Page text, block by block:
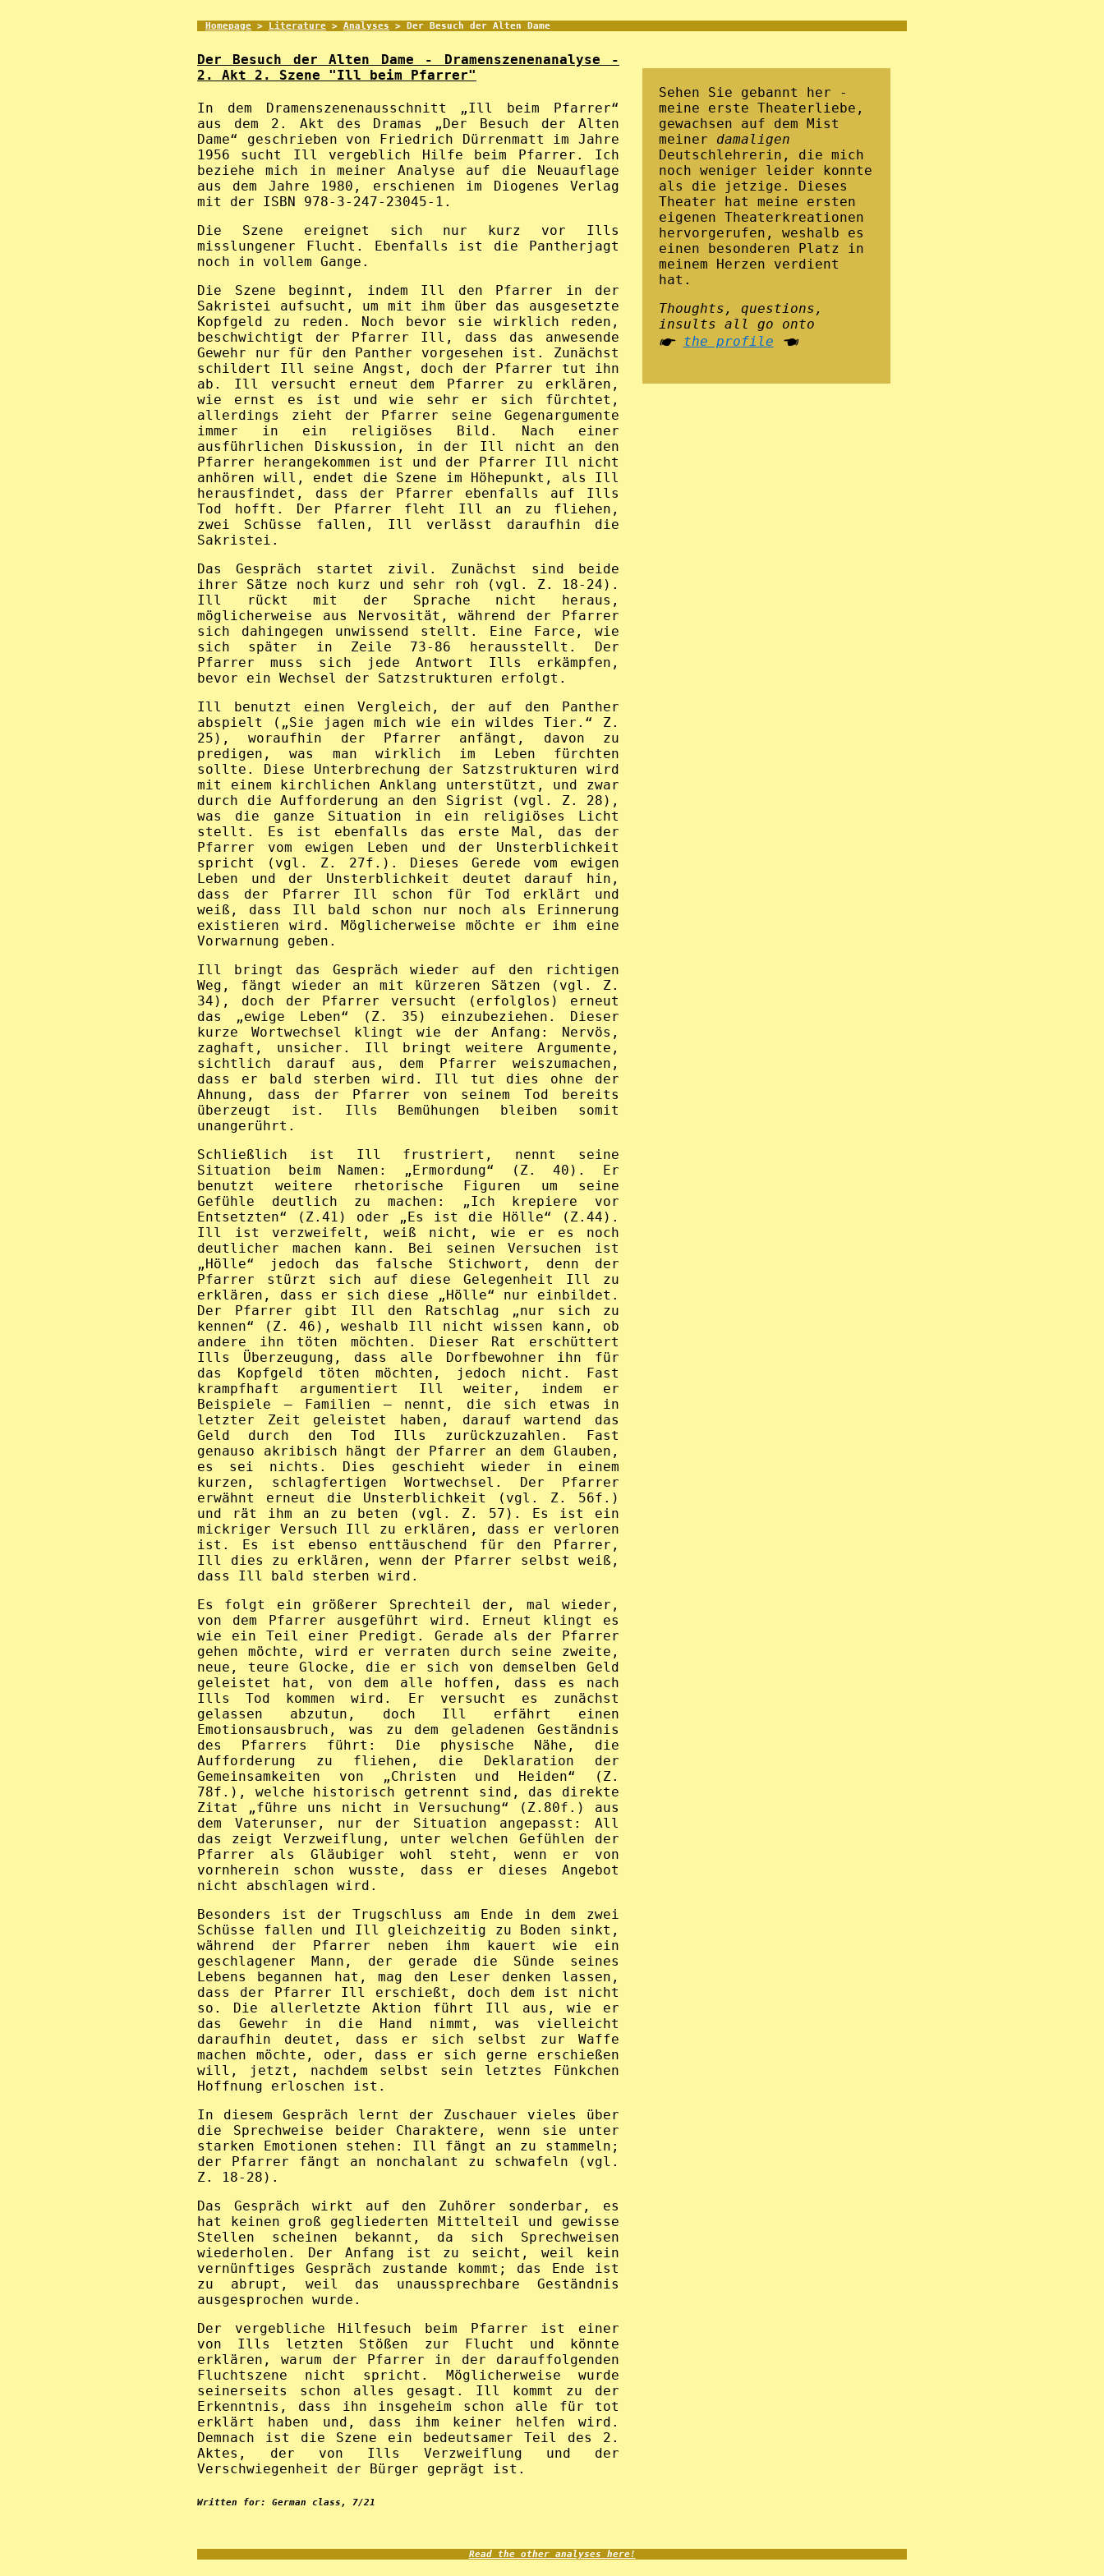
Homepage > Literature > Analyses > Der Besuch der Alten Dame
Sehen Sie gebannt her -
meine erste Theaterliebe,
gewachsen auf dem Mist
meiner damaligen
Deutschlehrerin, die mich
noch weniger leider konnte
als die jetzige. Dieses
Theater hat meine ersten
eigenen Theaterkreationen
hervorgerufen, weshalb es
einen besonderen Platz in
meinem Herzen verdient
hat.
Thoughts, questions,
insults all go onto
🖝 the profile 🖜
Der Besuch der Alten Dame - Dramenszenenanalyse -
2. Akt 2. Szene "Ill beim Pfarrer"
In dem Dramenszenenausschnitt „Ill beim Pfarrer“
aus dem 2. Akt des Dramas „Der Besuch der Alten
Dame“ geschrieben von Friedrich Dürrenmatt im Jahre
1956 sucht Ill vergeblich Hilfe beim Pfarrer. Ich
beziehe mich in meiner Analyse auf die Neuauflage
aus dem Jahre 1980, erschienen im Diogenes Verlag
mit der ISBN 978-3-247-23045-1.
Die Szene ereignet sich nur kurz vor Ills
misslungener Flucht. Ebenfalls ist die Pantherjagt
noch in vollem Gange.
Die Szene beginnt, indem Ill den Pfarrer in der
Sakristei aufsucht, um mit ihm über das ausgesetzte
Kopfgeld zu reden. Noch bevor sie wirklich reden,
beschwichtigt der Pfarrer Ill, dass das anwesende
Gewehr nur für den Panther vorgesehen ist. Zunächst
schildert Ill seine Angst, doch der Pfarrer tut ihn
ab. Ill versucht erneut dem Pfarrer zu erklären,
wie ernst es ist und wie sehr er sich fürchtet,
allerdings zieht der Pfarrer seine Gegenargumente
immer in ein religiöses Bild. Nach einer
ausführlichen Diskussion, in der Ill nicht an den
Pfarrer herangekommen ist und der Pfarrer Ill nicht
anhören will, endet die Szene im Höhepunkt, als Ill
herausfindet, dass der Pfarrer ebenfalls auf Ills
Tod hofft. Der Pfarrer fleht Ill an zu fliehen,
zwei Schüsse fallen, Ill verlässt daraufhin die
Sakristei.
Das Gespräch startet zivil. Zunächst sind beide
ihrer Sätze noch kurz und sehr roh (vgl. Z. 18-24).
Ill rückt mit der Sprache nicht heraus,
möglicherweise aus Nervosität, während der Pfarrer
sich dahingegen unwissend stellt. Eine Farce, wie
sich später in Zeile 73-86 herausstellt. Der
Pfarrer muss sich jede Antwort Ills erkämpfen,
bevor ein Wechsel der Satzstrukturen erfolgt.
Ill benutzt einen Vergleich, der auf den Panther
abspielt („Sie jagen mich wie ein wildes Tier.“ Z.
25), woraufhin der Pfarrer anfängt, davon zu
predigen, was man wirklich im Leben fürchten
sollte. Diese Unterbrechung der Satzstrukturen wird
mit einem kirchlichen Anklang unterstützt, und zwar
durch die Aufforderung an den Sigrist (vgl. Z. 28),
was die ganze Situation in ein religiöses Licht
stellt. Es ist ebenfalls das erste Mal, das der
Pfarrer vom ewigen Leben und der Unsterblichkeit
spricht (vgl. Z. 27f.). Dieses Gerede vom ewigen
Leben und der Unsterblichkeit deutet darauf hin,
dass der Pfarrer Ill schon für Tod erklärt und
weiß, dass Ill bald schon nur noch als Erinnerung
existieren wird. Möglicherweise möchte er ihm eine
Vorwarnung geben.
Ill bringt das Gespräch wieder auf den richtigen
Weg, fängt wieder an mit kürzeren Sätzen (vgl. Z.
34), doch der Pfarrer versucht (erfolglos) erneut
das „ewige Leben“ (Z. 35) einzubeziehen. Dieser
kurze Wortwechsel klingt wie der Anfang: Nervös,
zaghaft, unsicher. Ill bringt weitere Argumente,
sichtlich darauf aus, dem Pfarrer weiszumachen,
dass er bald sterben wird. Ill tut dies ohne der
Ahnung, dass der Pfarrer von seinem Tod bereits
überzeugt ist. Ills Bemühungen bleiben somit
unangerührt.
Schließlich ist Ill frustriert, nennt seine
Situation beim Namen: „Ermordung“ (Z. 40). Er
benutzt weitere rhetorische Figuren um seine
Gefühle deutlich zu machen: „Ich krepiere vor
Entsetzten“ (Z.41) oder „Es ist die Hölle“ (Z.44).
Ill ist verzweifelt, weiß nicht, wie er es noch
deutlicher machen kann. Bei seinen Versuchen ist
„Hölle“ jedoch das falsche Stichwort, denn der
Pfarrer stürzt sich auf diese Gelegenheit Ill zu
erklären, dass er sich diese „Hölle“ nur einbildet.
Der Pfarrer gibt Ill den Ratschlag „nur sich zu
kennen“ (Z. 46), weshalb Ill nicht wissen kann, ob
andere ihn töten möchten. Dieser Rat erschüttert
Ills Überzeugung, dass alle Dorfbewohner ihn für
das Kopfgeld töten möchten, jedoch nicht. Fast
krampfhaft argumentiert Ill weiter, indem er
Beispiele – Familien – nennt, die sich etwas in
letzter Zeit geleistet haben, darauf wartend das
Geld durch den Tod Ills zurückzuzahlen. Fast
genauso akribisch hängt der Pfarrer an dem Glauben,
es sei nichts. Dies geschieht wieder in einem
kurzen, schlagfertigen Wortwechsel. Der Pfarrer
erwähnt erneut die Unsterblichkeit (vgl. Z. 56f.)
und rät ihm an zu beten (vgl. Z. 57). Es ist ein
mickriger Versuch Ill zu erklären, dass er verloren
ist. Es ist ebenso enttäuschend für den Pfarrer,
Ill dies zu erklären, wenn der Pfarrer selbst weiß,
dass Ill bald sterben wird.
Es folgt ein größerer Sprechteil der, mal wieder,
von dem Pfarrer ausgeführt wird. Erneut klingt es
wie ein Teil einer Predigt. Gerade als der Pfarrer
gehen möchte, wird er verraten durch seine zweite,
neue, teure Glocke, die er sich von demselben Geld
geleistet hat, von dem alle hoffen, dass es nach
Ills Tod kommen wird. Er versucht es zunächst
gelassen abzutun, doch Ill erfährt einen
Emotionsausbruch, was zu dem geladenen Geständnis
des Pfarrers führt: Die physische Nähe, die
Aufforderung zu fliehen, die Deklaration der
Gemeinsamkeiten von „Christen und Heiden“ (Z.
78f.), welche historisch getrennt sind, das direkte
Zitat „führe uns nicht in Versuchung“ (Z.80f.) aus
dem Vaterunser, nur der Situation angepasst: All
das zeigt Verzweiflung, unter welchen Gefühlen der
Pfarrer als Gläubiger wohl steht, wenn er von
vornherein schon wusste, dass er dieses Angebot
nicht abschlagen wird.
Besonders ist der Trugschluss am Ende in dem zwei
Schüsse fallen und Ill gleichzeitig zu Boden sinkt,
während der Pfarrer neben ihm kauert wie ein
geschlagener Mann, der gerade die Sünde seines
Lebens begannen hat, mag den Leser denken lassen,
dass der Pfarrer Ill erschießt, doch dem ist nicht
so. Die allerletzte Aktion führt Ill aus, wie er
das Gewehr in die Hand nimmt, was vielleicht
daraufhin deutet, dass er sich selbst zur Waffe
machen möchte, oder, dass er sich gerne erschießen
will, jetzt, nachdem selbst sein letztes Fünkchen
Hoffnung erloschen ist.
In diesem Gespräch lernt der Zuschauer vieles über
die Sprechweise beider Charaktere, wenn sie unter
starken Emotionen stehen: Ill fängt an zu stammeln;
der Pfarrer fängt an nonchalant zu schwafeln (vgl.
Z. 18-28).
Das Gespräch wirkt auf den Zuhörer sonderbar, es
hat keinen groß gegliederten Mittelteil und gewisse
Stellen scheinen bekannt, da sich Sprechweisen
wiederholen. Der Anfang ist zu seicht, weil kein
vernünftiges Gespräch zustande kommt; das Ende ist
zu abrupt, weil das unaussprechbare Geständnis
ausgesprochen wurde.
Der vergebliche Hilfesuch beim Pfarrer ist einer
von Ills letzten Stößen zur Flucht und könnte
erklären, warum der Pfarrer in der darauffolgenden
Fluchtszene nicht spricht. Möglicherweise wurde
seinerseits schon alles gesagt. Ill kommt zu der
Erkenntnis, dass ihn insgeheim schon alle für tot
erklärt haben und, dass ihm keiner helfen wird.
Demnach ist die Szene ein bedeutsamer Teil des 2.
Aktes, der von Ills Verzweiflung und der
Verschwiegenheit der Bürger geprägt ist.
Written for: German class, 7/21
Read the other analyses here!